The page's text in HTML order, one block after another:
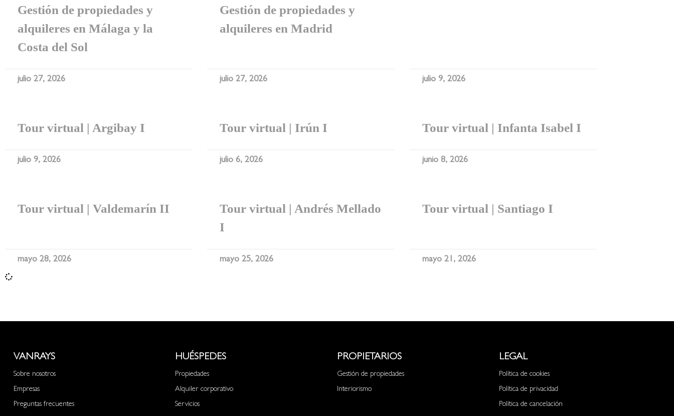
Gestión de propiedades y
alquileres en Málaga y la
Costa del Sol
julio 27, 2026
Gestión de propiedades y
alquileres en Madrid
julio 27, 2026 julio 9, 2026
Tour virtual | Argibay I
julio 9, 2026
Tour virtual | Irún I
julio 6, 2026
Tour virtual | Infanta Isabel I
junio 8, 2026
Tour virtual | Valdemarín II
mayo 28, 2026
Tour virtual | Andrés Mellado
I
mayo 25, 2026
Tour virtual | Santiago I
mayo 21, 2026
VANRAYS
Sobre nosotros
Empresas
Preguntas frecuentes
HUÉSPEDES
Propiedades
Alquiler corporativo
Servicios
PROPIETARIOS
Gestión de propiedades
Interiorismo
LEGAL
Política de cookies
Política de privacidad
Política de cancelación